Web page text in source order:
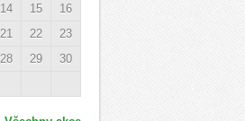
14 15
16
21 22
23
28 29
30